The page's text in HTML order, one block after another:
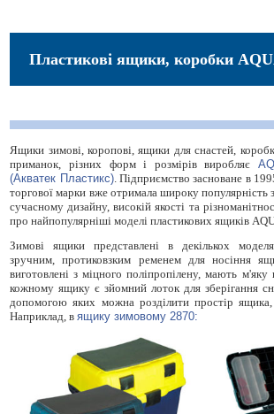
Пластикові ящики, коробки
Ящики зимові, коропові, ящики для снастей,
приманок, різних форм і розмірів виробляє
(Акватек Пластикс). Підприємство засноване в
торгової марки вже отримала широку популярність
сучасному дизайну, високій якості та
про найпопулярніші моделі пластикових ящиків
Зимові ящики представлені в декількох
зручним, протиковзким ременем для носіння
виготовлені з міцного поліпропілену, мають
кожному ящику є зйомний лоток для зберігання
допомогою яких можна розділити простір ящика,
Наприклад, вящику зимовому 2870: